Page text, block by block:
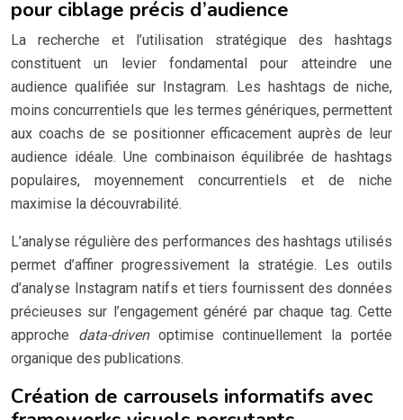
pour ciblage précis d’audience
La recherche et l’utilisation stratégique des hashtags
constituent un levier fondamental pour atteindre une
audience qualifiée sur Instagram. Les hashtags de niche,
moins concurrentiels que les termes génériques, permettent
aux coachs de se positionner efficacement auprès de leur
audience idéale. Une combinaison équilibrée de hashtags
populaires, moyennement concurrentiels et de niche
maximise la découvrabilité.
L’analyse régulière des performances des hashtags utilisés
permet d’affiner progressivement la stratégie. Les outils
d’analyse Instagram natifs et tiers fournissent des données
précieuses sur l’engagement généré par chaque tag. Cette
approche data-driven optimise continuellement la portée
organique des publications.
Création de carrousels informatifs avec